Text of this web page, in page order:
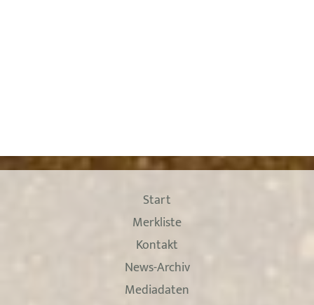
Start
Merkliste
Kontakt
News-Archiv
Mediadaten